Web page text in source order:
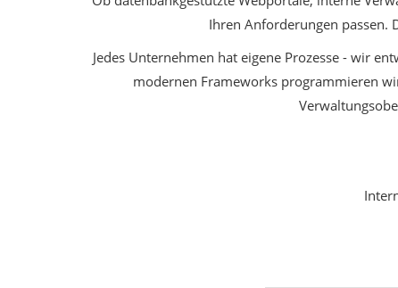
Ihren Anforderungen passen.
Jedes Unternehmen hat eigene Prozesse - wir
modernen Frameworks programmieren